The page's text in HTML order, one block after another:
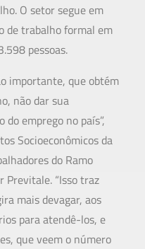
O setor segue em
de trabalho formal em
pessoas.
importante, que obtém
não dar sua
emprego no país”,
Socioeconômicos da
do Ramo
Previtale. “Isso traz
mais devagar, aos
para atendê-los, e
que veem o número